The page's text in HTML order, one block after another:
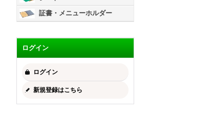
証書・メニューホルダー
ログイン
ログイン
新規登録はこちら